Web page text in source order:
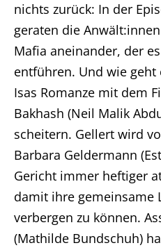
nichts zurück: In der
geraten die
Mafia aneinander, der
entführen. Und wie geht
Isas Romanze mit dem
Bakhash (Neil Malik
scheitern. Gellert wird
Barbara Geldermann
Gericht immer heftiger
damit ihre gemeinsame
verbergen zu können.
(Mathilde Bundschuh)